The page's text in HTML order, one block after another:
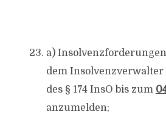
a)
dem
des § 174 InsO bis zum
anzumelden;